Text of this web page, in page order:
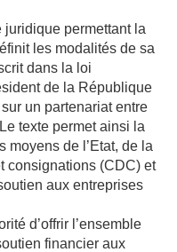
juridique permettant la
les modalités de sa
dans la loi
de la République
un partenariat entre
texte permet ainsi la
moyens de l’Etat, de la
consignations (CDC) et
aux entreprises
d’offrir l’ensemble
financier aux